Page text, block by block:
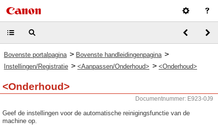
Bovenste portalpagina > Bovenste handleidingenpagina >
Instellingen/Registratie > <Aanpassen/Onderhoud> > <Onderhoud>
<Onderhoud>
Documentnummer: E923-0J9
Geef de instellingen voor de automatische reinigingsfunctie van de
machine op.